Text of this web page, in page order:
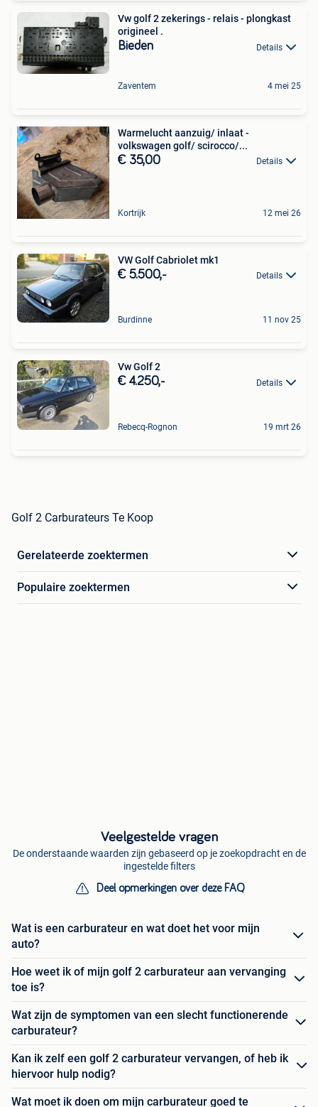
Vw golf 2 zekerings - relais - plongkast
origineel .
Bieden Details
Zaventem 4 mei 25
Warmelucht aanzuig/ inlaat -
volkswagen golf/ scirocco/...
€ 35,00 Details
Kortrijk 12 mei 26
VW Golf Cabriolet mk1
€ 5.500,- Details
Burdinne 11 nov 25
Vw Golf 2
€ 4.250,- Details
Rebecq-Rognon 19 mrt 26
Golf 2 Carburateurs Te Koop
Gerelateerde zoektermen
Populaire zoektermen
Veelgestelde vragen
De onderstaande waarden zijn gebaseerd op je zoekopdracht en de
ingestelde filters
Deel opmerkingen over deze FAQ
Wat is een carburateur en wat doet het voor mijn
auto?
Hoe weet ik of mijn golf 2 carburateur aan vervanging
toe is?
Wat zijn de symptomen van een slecht functionerende
carburateur?
Kan ik zelf een golf 2 carburateur vervangen, of heb ik
hiervoor hulp nodig?
Wat moet ik doen om mijn carburateur goed te